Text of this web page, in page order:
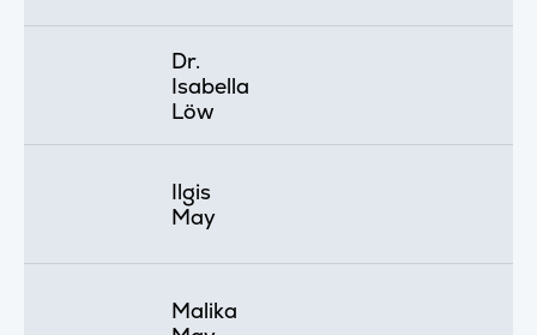
Dr.
Isabella
Löw
Ilgis
May
Malika